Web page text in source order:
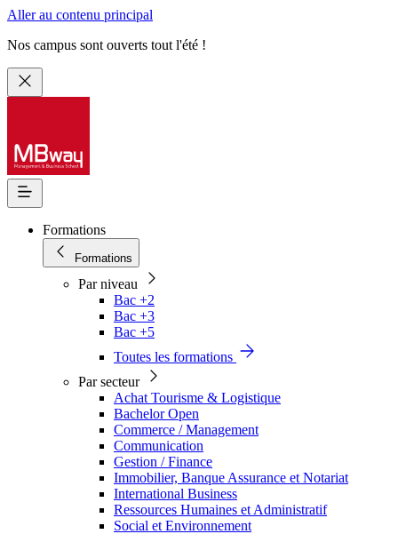
Aller au contenu principal
Nos campus sont ouverts tout l'été !
Formations
Formations
Par niveau
Bac +2
Bac +3
Bac +5
Toutes les formations
Par secteur
Achat Tourisme & Logistique
Bachelor Open
Commerce / Management
Communication
Gestion / Finance
Immobilier, Banque Assurance et Notariat
International Business
Ressources Humaines et Administratif
Social et Environnement